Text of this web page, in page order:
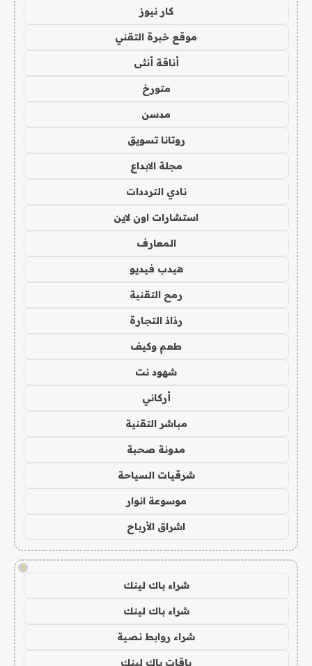
كار نيوز
موقع خبرة التقني
أناقة أنثى
متورخ
مدسن
روتانا تسويق
مجلة الابداع
نادي الترددات
استشارات اون لاين
المعارف
هيدب فيديو
رمح التقنية
رذاذ التجارة
طعم وكيف
شهود نت
أركاني
مباشر التقنية
مدونة صحبة
شرقيات السياحة
موسوعة انوار
اشراق الأرباح
!
شراء باك لينك
شراء باك لينك
شراء روابط نصية
باقات باك لينك